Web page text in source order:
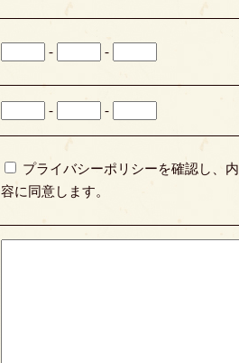
- -
- -
プライバシーポリシーを確認し、内
容に同意します。